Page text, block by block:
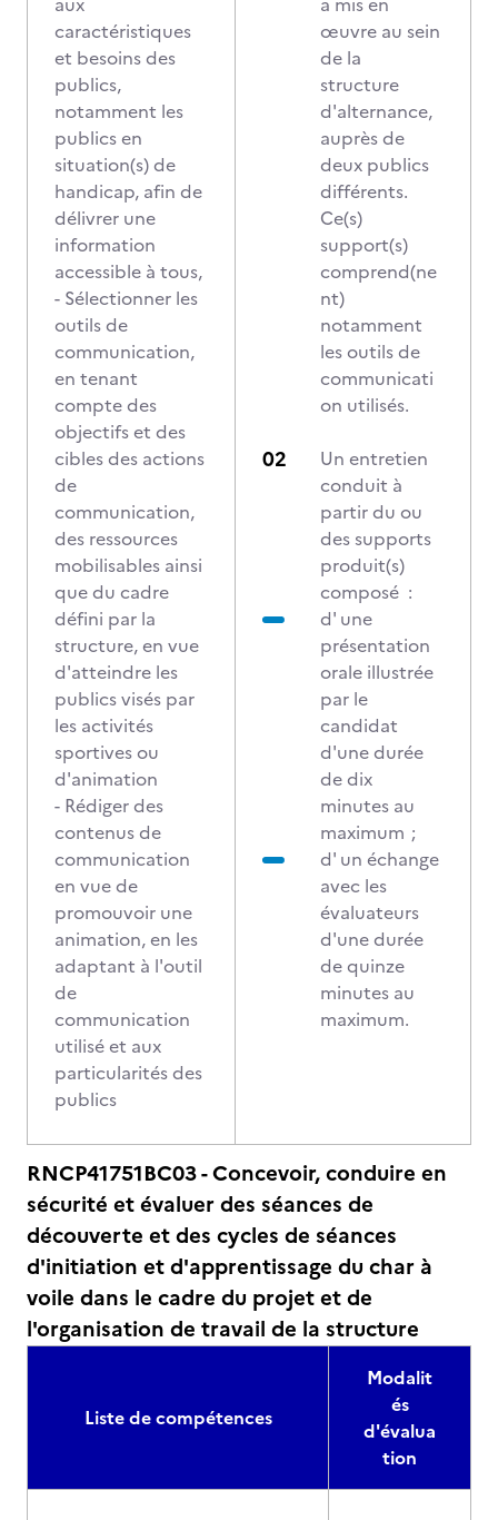
caractéristiques
et besoins des
publics,
notamment les
publics en
situation(s) de
handicap, afin de
délivrer une
information
accessible à tous,
- Sélectionner les
outils de
communication,
en tenant
compte des
objectifs et des
cibles des actions
de
communication,
des ressources
mobilisables ainsi
que du cadre
défini par la
structure, en vue
d'atteindre les
publics visés par
les activités
sportives ou
d'animation
- Rédiger des
contenus de
communication
en vue de
promouvoir une
animation, en les
adaptant à l'outil
de
communication
utilisé et aux
particularités des
publics
œuvre au sein
de la
structure
d'alternance,
auprès de
deux publics
différents.
Ce(s)
support(s)
comprend(ne
nt)
notamment
les outils de
communicati
on utilisés.
Un entretien
conduit à
partir du ou
des supports
produit(s)
composé :
d' une
présentation
orale illustrée
par le
candidat
d'une durée
de dix
minutes au
maximum ;
d' un échange
avec les
évaluateurs
d'une durée
de quinze
minutes au
maximum.
RNCP41751BC03 - Concevoir, conduire en
sécurité et évaluer des séances de
découverte et des cycles de séances
d'initiation et d'apprentissage du char à
voile dans le cadre du projet et de
l'organisation de travail de la structure
Liste de compétences
Modalit
és
d'évalua
tion